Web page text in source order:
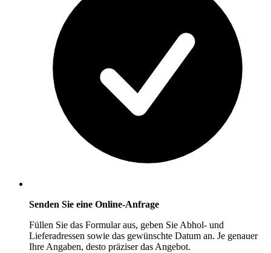
Senden Sie eine Online-Anfrage
Füllen Sie das Formular aus, geben Sie Abhol- und
Lieferadressen sowie das gewünschte Datum an. Je genauer
Ihre Angaben, desto präziser das Angebot.